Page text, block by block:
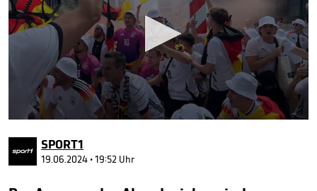
seconds
of
56
seconds
SPORT1
19.06.2024 • 19:52 Uhr